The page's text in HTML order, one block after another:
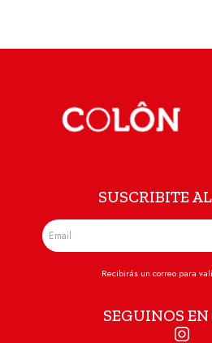
SUSCRIBITE
Recibirás un correo para
SEGUINOS EN